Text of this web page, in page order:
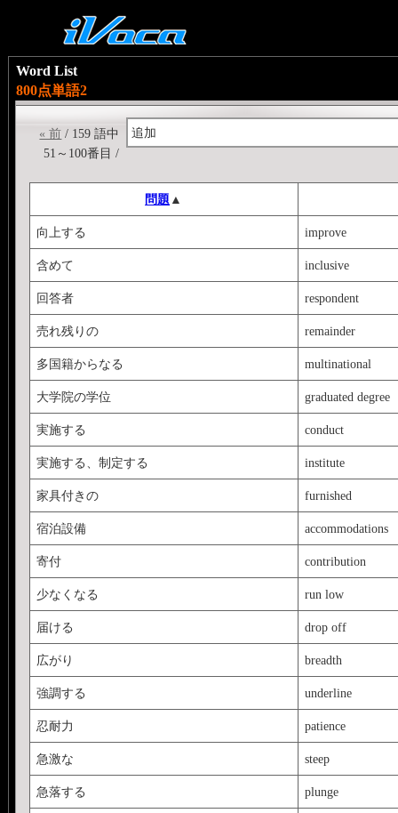
Word List
800点単語2
追加
« 前 / 159 語中
51～100番目 /
問題 ▲
向上する improve
含めて inclusive
回答者 respondent
売れ残りの remainder
多国籍からなる multinational
大学院の学位 graduated degree
実施する conduct
実施する、制定する institute
家具付きの furnished
宿泊設備 accommodations
寄付 contribution
少なくなる run low
届ける drop off
広がり breadth
強調する underline
忍耐力 patience
急激な steep
急落する plunge